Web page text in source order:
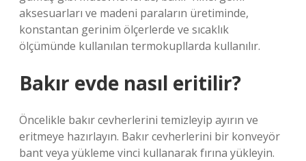
aksesuarları ve madeni paraların üretiminde,
konstantan gerinim ölçerlerde ve sıcaklık
ölçümünde kullanılan termokupllarda kullanılır.
Bakır evde nasıl eritilir?
Öncelikle bakır cevherlerini temizleyip ayırın ve
eritmeye hazırlayın. Bakır cevherlerini bir konveyör
bant veya yükleme vinci kullanarak fırına yükleyin.